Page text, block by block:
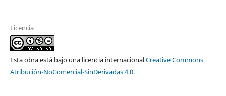
Licencia
Esta obra está bajo una licencia internacionalCreative Commons
Atribución-NoComercial-SinDerivadas 4.0.